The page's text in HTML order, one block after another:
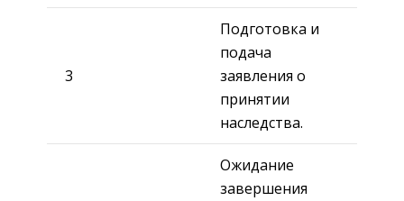
3
Подготовка и
подача
заявления о
принятии
наследства.
Ожидание
завершения